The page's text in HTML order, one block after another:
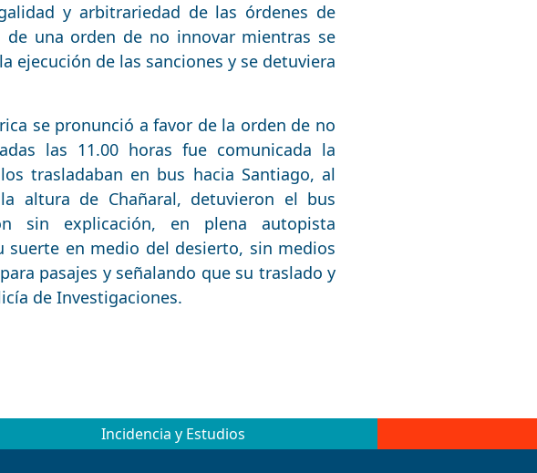
y arbitrariedad de las órdenes de
de una orden de no innovar mientras se
ejecución de las sanciones y se detuviera
se pronunció a favor de la orden de no
las 11.00 horas fue comunicada la
trasladaban en bus hacia Santiago, al
altura de Chañaral, detuvieron el bus
sin explicación, en plena autopista
suerte en medio del desierto, sin medios
pasajes y señalando que su traslado y
de Investigaciones.
Incidencia y Estudios